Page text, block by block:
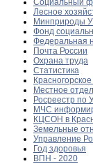
Лесное
Минприроды
Фонд
Федеральная
Почта России
Охрана труда
Статистика
Местное
Росреестр по
МЧС
КЦСОН в
Земельные
Управление
Год здоровья
ВПН - 2020